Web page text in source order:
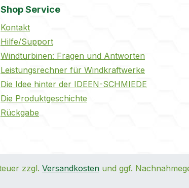
Shop Service
Kontakt
Hilfe/Support
Windturbinen: Fragen und Antworten
Leistungsrechner für Windkraftwerke
Die Idee hinter der IDEEN-SCHMIEDE
Die Produktgeschichte
Rückgabe
zzgl. Versandkosten und ggf.